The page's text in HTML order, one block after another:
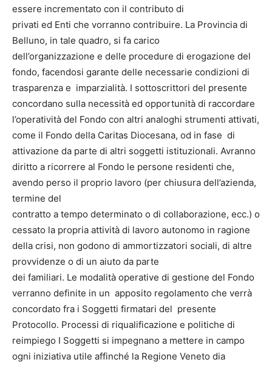
essere incrementato con il contributo di
privati ed Enti che vorranno contribuire. La Provincia di
Belluno, in tale quadro, si fa carico
dell’organizzazione e delle procedure di erogazione del
fondo, facendosi garante delle necessarie condizioni di
trasparenza e imparzialità. I sottoscrittori del presente
concordano sulla necessità ed opportunità di raccordare
l’operatività del Fondo con altri analoghi strumenti attivati,
come il Fondo della Caritas Diocesana, od in fase di
attivazione da parte di altri soggetti istituzionali. Avranno
diritto a ricorrere al Fondo le persone residenti che,
avendo perso il proprio lavoro (per chiusura dell’azienda,
termine del
contratto a tempo determinato o di collaborazione, ecc.) o
cessato la propria attività di lavoro autonomo in ragione
della crisi, non godono di ammortizzatori sociali, di altre
provvidenze o di un aiuto da parte
dei familiari. Le modalità operative di gestione del Fondo
verranno definite in un apposito regolamento che verrà
concordato fra i Soggetti firmatari del presente
Protocollo. Processi di riqualificazione e politiche di
reimpiego I Soggetti si impegnano a mettere in campo
ogni iniziativa utile affinché la Regione Veneto dia